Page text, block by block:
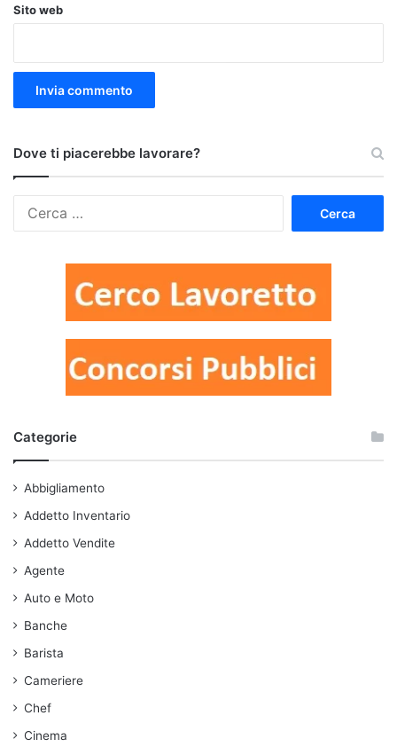
Sito web
Dove ti piacerebbe lavorare?
Categorie
Abbigliamento
Addetto Inventario
Addetto Vendite
Agente
Auto e Moto
Banche
Barista
Cameriere
Chef
Cinema